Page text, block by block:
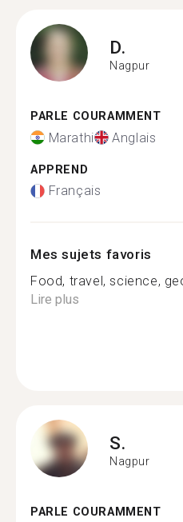
D.
Nagpur
PARLE COURAMMENT
Marathi Anglais
APPREND
Français
Mes sujets favoris
Food, travel, science,
Lire plus
S.
Nagpur
PARLE COURAMMENT